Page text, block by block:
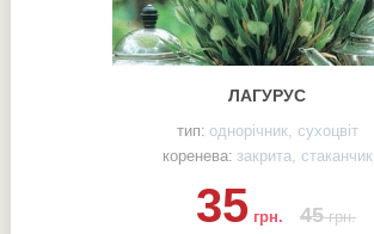
ЛАГУРУС
тип: однорічник, сухоцвіт
коренева: закрита, стаканчик
35грн. 45грн.